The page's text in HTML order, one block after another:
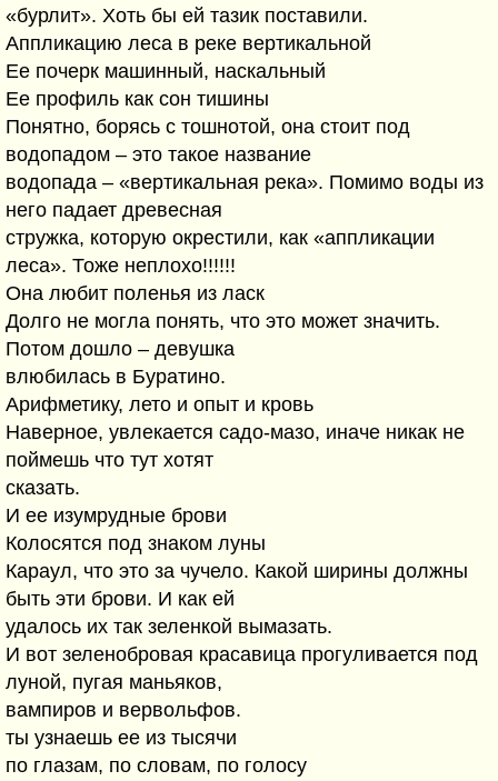
«бурлит». Хоть бы ей тазик поставили.
Аппликацию леса в реке вертикальной
Ее почерк машинный, наскальный
Ее профиль как сон тишины
Понятно, борясь с тошнотой, она стоит под
водопадом – это такое название
водопада – «вертикальная река». Помимо воды из
него падает древесная
стружка, которую окрестили, как «аппликации
леса». Тоже неплохо!!!!!!
Она любит поленья из ласк
Долго не могла понять, что это может значить.
Потом дошло – девушка
влюбилась в Буратино.
Арифметику, лето и опыт и кровь
Наверное, увлекается садо-мазо, иначе никак не
поймешь что тут хотят
сказать.
И ее изумрудные брови
Колосятся под знаком луны
Караул, что это за чучело. Какой ширины должны
быть эти брови. И как ей
удалось их так зеленкой вымазать.
И вот зеленобровая красавица прогуливается под
луной, пугая маньяков,
вампиров и вервольфов.
ты узнаешь ее из тысячи
по глазам, по словам, по голосу